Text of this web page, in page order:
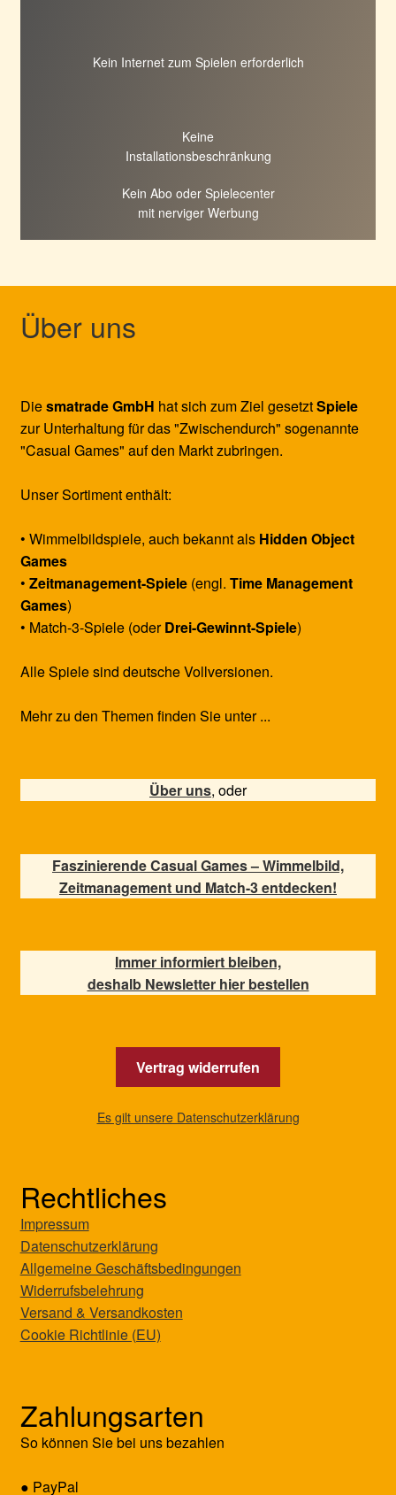
Kein Internet zum Spielen erforderlich
Keine
Installationsbeschränkung
Kein Abo oder Spielecenter
mit nerviger Werbung
Über uns
Diesmatrade GmbH hat sich zum Ziel gesetztSpiele
zur Unterhaltung für das "Zwischendurch" sogenannte
"Casual Games" auf den Markt zubringen.
Unser Sortiment enthält:
• Wimmelbildspiele, auch bekannt als Hidden Object
Games
• Zeitmanagement-Spiele(engl. Time Management
Games)
• Match-3-Spiele (oderDrei-Gewinnt-Spiele)
Alle Spiele sind deutsche Vollversionen.
Mehr zu den Themen finden Sie unter ...
Über uns, oder
Faszinierende Casual Games – Wimmelbild,
Zeitmanagement und Match-3 entdecken!
Immer informiert bleiben,
deshalb Newsletter hier bestellen
Vertrag widerrufen
Es gilt unsere Datenschutzerklärung
Rechtliches
Impressum
Datenschutzerklärung
Allgemeine Geschäftsbedingungen
Widerrufsbelehrung
Versand & Versandkosten
Cookie Richtlinie (EU)
Zahlungsarten
So können Sie bei uns bezahlen
● PayPal